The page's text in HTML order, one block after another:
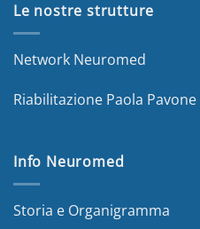
Le nostre strutture
Network Neuromed
Riabilitazione Paola Pavone
Info Neuromed
Storia e Organigramma